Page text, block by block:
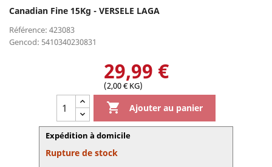
Canadian Fine 15Kg - VERSELE LAGA
Référence: 423083
Gencod: 5410340230831
29,99 €
(2,00 € KG)
 Ajouter au panier
Expédition à domicile
Rupture de stock